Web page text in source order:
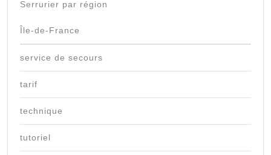
Serrurier par région
Île-de-France
service de secours
tarif
technique
tutoriel